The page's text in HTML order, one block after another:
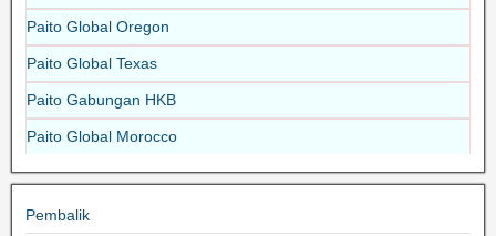
Paito Global Oregon
Paito Global Texas
Paito Gabungan HKB
Paito Global Morocco
Pembalik